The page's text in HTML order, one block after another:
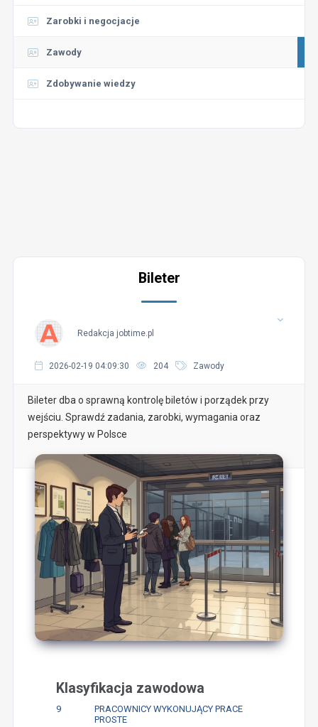
Zarobki i negocjacje
Zawody
Zdobywanie wiedzy
Bileter
Redakcja jobtime.pl
2026-02-19 04:09:30 204 Zawody
Bileter dba o sprawną kontrolę biletów i porządek przy
wejściu. Sprawdź zadania, zarobki, wymagania oraz
perspektywy w Polsce
Klasyfikacja zawodowa
9
PRACOWNICY WYKONUJĄCY PRACE
PROSTE